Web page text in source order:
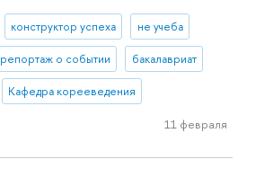
конструктор успеха не учеба
репортаж о событии бакалавриат
Кафедра корееведения
11 февраля